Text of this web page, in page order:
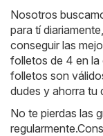
Nosotros
para tí
conseguir las
folletos de 4 en la
folletos son
dudes y ahorra tu
No te pierdas las